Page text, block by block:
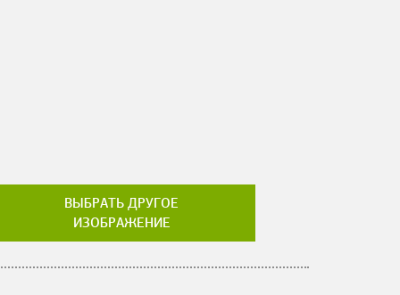
ВЫБРАТЬ ДРУГОЕ
ИЗОБРАЖЕНИЕ